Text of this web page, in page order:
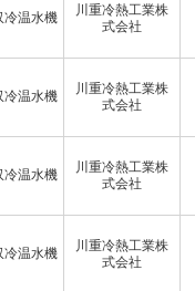
冷温水機
川重冷熱工業株
式会社
冷温水機
川重冷熱工業株
式会社
冷温水機
川重冷熱工業株
式会社
冷温水機
川重冷熱工業株
式会社